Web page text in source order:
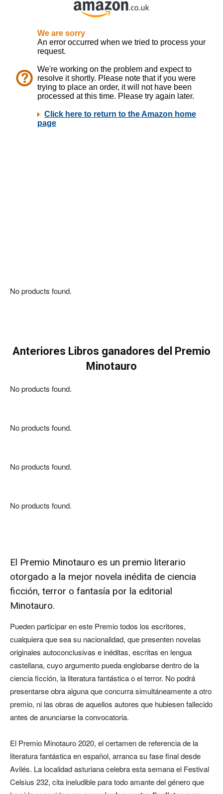
No products found.
Anteriores Libros ganadores del Premio
Minotauro
No products found.
No products found.
No products found.
No products found.
El Premio Minotauro es un premio literario
otorgado a la mejor novela inédita de ciencia
ficción, terror o fantasía por la editorial
Minotauro.
Pueden participar en este Premio todos los escritores,
cualquiera que sea su nacionalidad, que presenten novelas
originales autoconclusivas e inéditas, escritas en lengua
castellana, cuyo argumento pueda englobarse dentro de la
ciencia ficción, la literatura fantástica o el terror. No podrá
presentarse obra alguna que concurra simultáneamente a otro
premio, ni las obras de aquellos autores que hubiesen fallecido
antes de anunciarse la convocatoria.
El Premio Minotauro 2020, el certamen de referencia de la
literatura fantástica en español, arranca su fase final desde
Avilés. La localidad asturiana celebra esta semana el Festival
Celsius 232, cita ineludible para todo amante del género que